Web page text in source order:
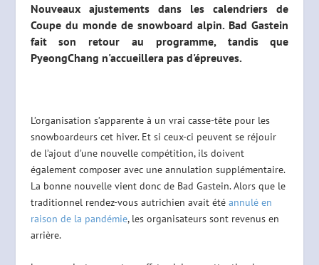
Nouveaux ajustements dans les calendriers de
Coupe du monde de snowboard alpin. Bad Gastein
fait son retour au programme, tandis que
PyeongChang n'accueillera pas d'épreuves.
L’organisation s’apparente à un vrai casse-tête pour les
snowboardeurs cet hiver. Et si ceux-ci peuvent se réjouir
de l’ajout d’une nouvelle compétition, ils doivent
également composer avec une annulation supplémentaire.
La bonne nouvelle vient donc de Bad Gastein. Alors que le
traditionnel rendez-vous autrichien avait été annulé en
raison de la pandémie, les organisateurs sont revenus en
arrière.